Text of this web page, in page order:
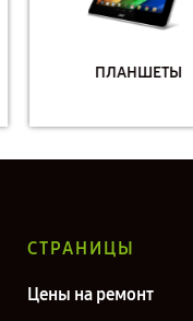
ПЛАНШЕТЫ
СТРАНИЦЫ
Цены на ремонт